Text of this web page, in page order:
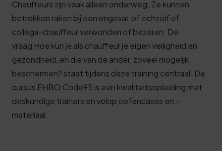
Chauffeurs zijn vaak alleen onderweg. Ze kunnen
betrokken raken bij een ongeval, of zichzelf of
collega-chauffeur verwonden of bezeren. De
vraag Hoe kun je als chauffeur je eigen veiligheid en
gezondheid, en die van de ander, zoveel mogelijk
beschermen? staat tijdens deze training centraal. De
cursus EHBO Code95 is een kwaliteitsopleiding met
deskundige trainers en volop oefencases en -
materiaal.